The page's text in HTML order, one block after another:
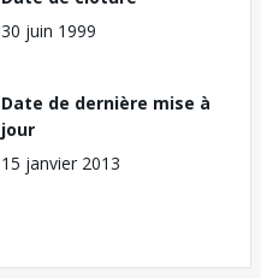
30 juin 1999
Date de dernière mise à
jour
15 janvier 2013